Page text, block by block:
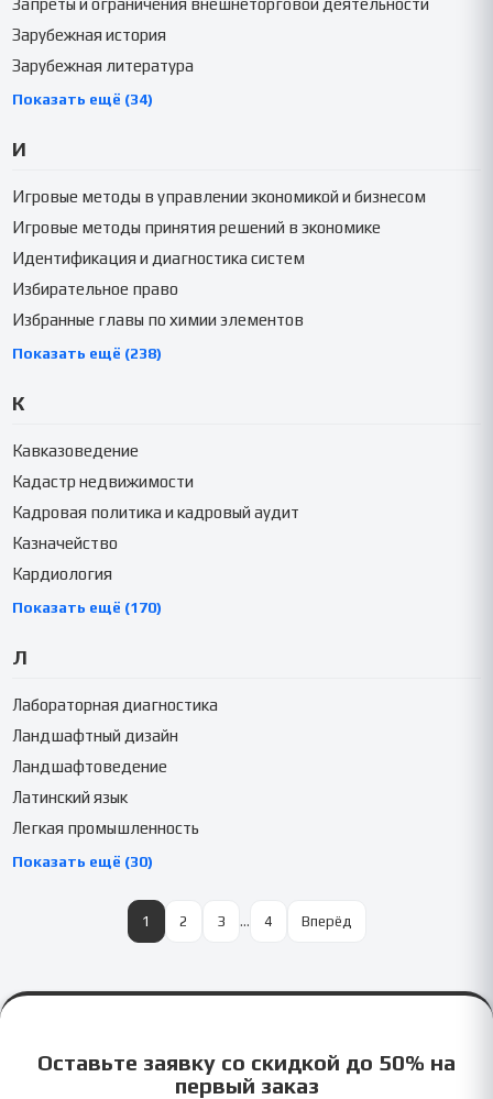
Запреты и ограничения внешнеторговой деятельности
Зарубежная история
Зарубежная литература
Показать ещё (34)
И
Игровые методы в управлении экономикой и бизнесом
Игровые методы принятия решений в экономике
Идентификация и диагностика систем
Избирательное право
Избранные главы по химии элементов
Показать ещё (238)
К
Кавказоведение
Кадастр недвижимости
Кадровая политика и кадровый аудит
Казначейство
Кардиология
Показать ещё (170)
Л
Лабораторная диагностика
Ландшафтный дизайн
Ландшафтоведение
Латинский язык
Легкая промышленность
Показать ещё (30)
1 2 3 … 4 Вперёд
Оставьте заявку со скидкой до 50% на
первый заказ